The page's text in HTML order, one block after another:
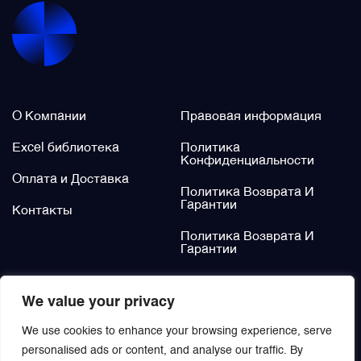
We value your privacy
We use cookies to enhance your browsing experience, serve
personalised ads or content, and analyse our traffic. By
О Компании
Excel библиотека
Оплата и Доставка
Контакты
Правовая информация
Политика
Конфиденциальности
Политика Возврата И
Гарантии
Политика Возврата И
Гарантии
Щётки (угольные щётки)